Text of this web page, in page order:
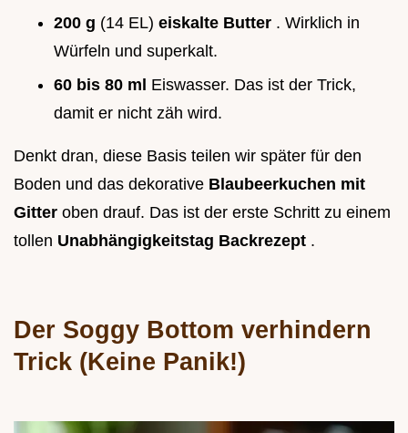
200 g (14 EL) eiskalte Butter . Wirklich in
Würfeln und superkalt.
60 bis 80 ml Eiswasser. Das ist der Trick,
damit er nicht zäh wird.
Denkt dran, diese Basis teilen wir später für den
Boden und das dekorative Blaubeerkuchen mit
Gitter oben drauf. Das ist der erste Schritt zu einem
tollen Unabhängigkeitstag Backrezept .
Der Soggy Bottom verhindern
Trick (Keine Panik!)